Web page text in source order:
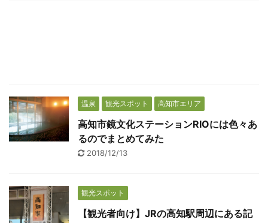
温泉 観光スポット 高知市エリア
高知市鏡文化ステーションRIOには色々あ
るのでまとめてみた
2018/12/13
観光スポット
【観光者向け】JRの高知駅周辺にある記